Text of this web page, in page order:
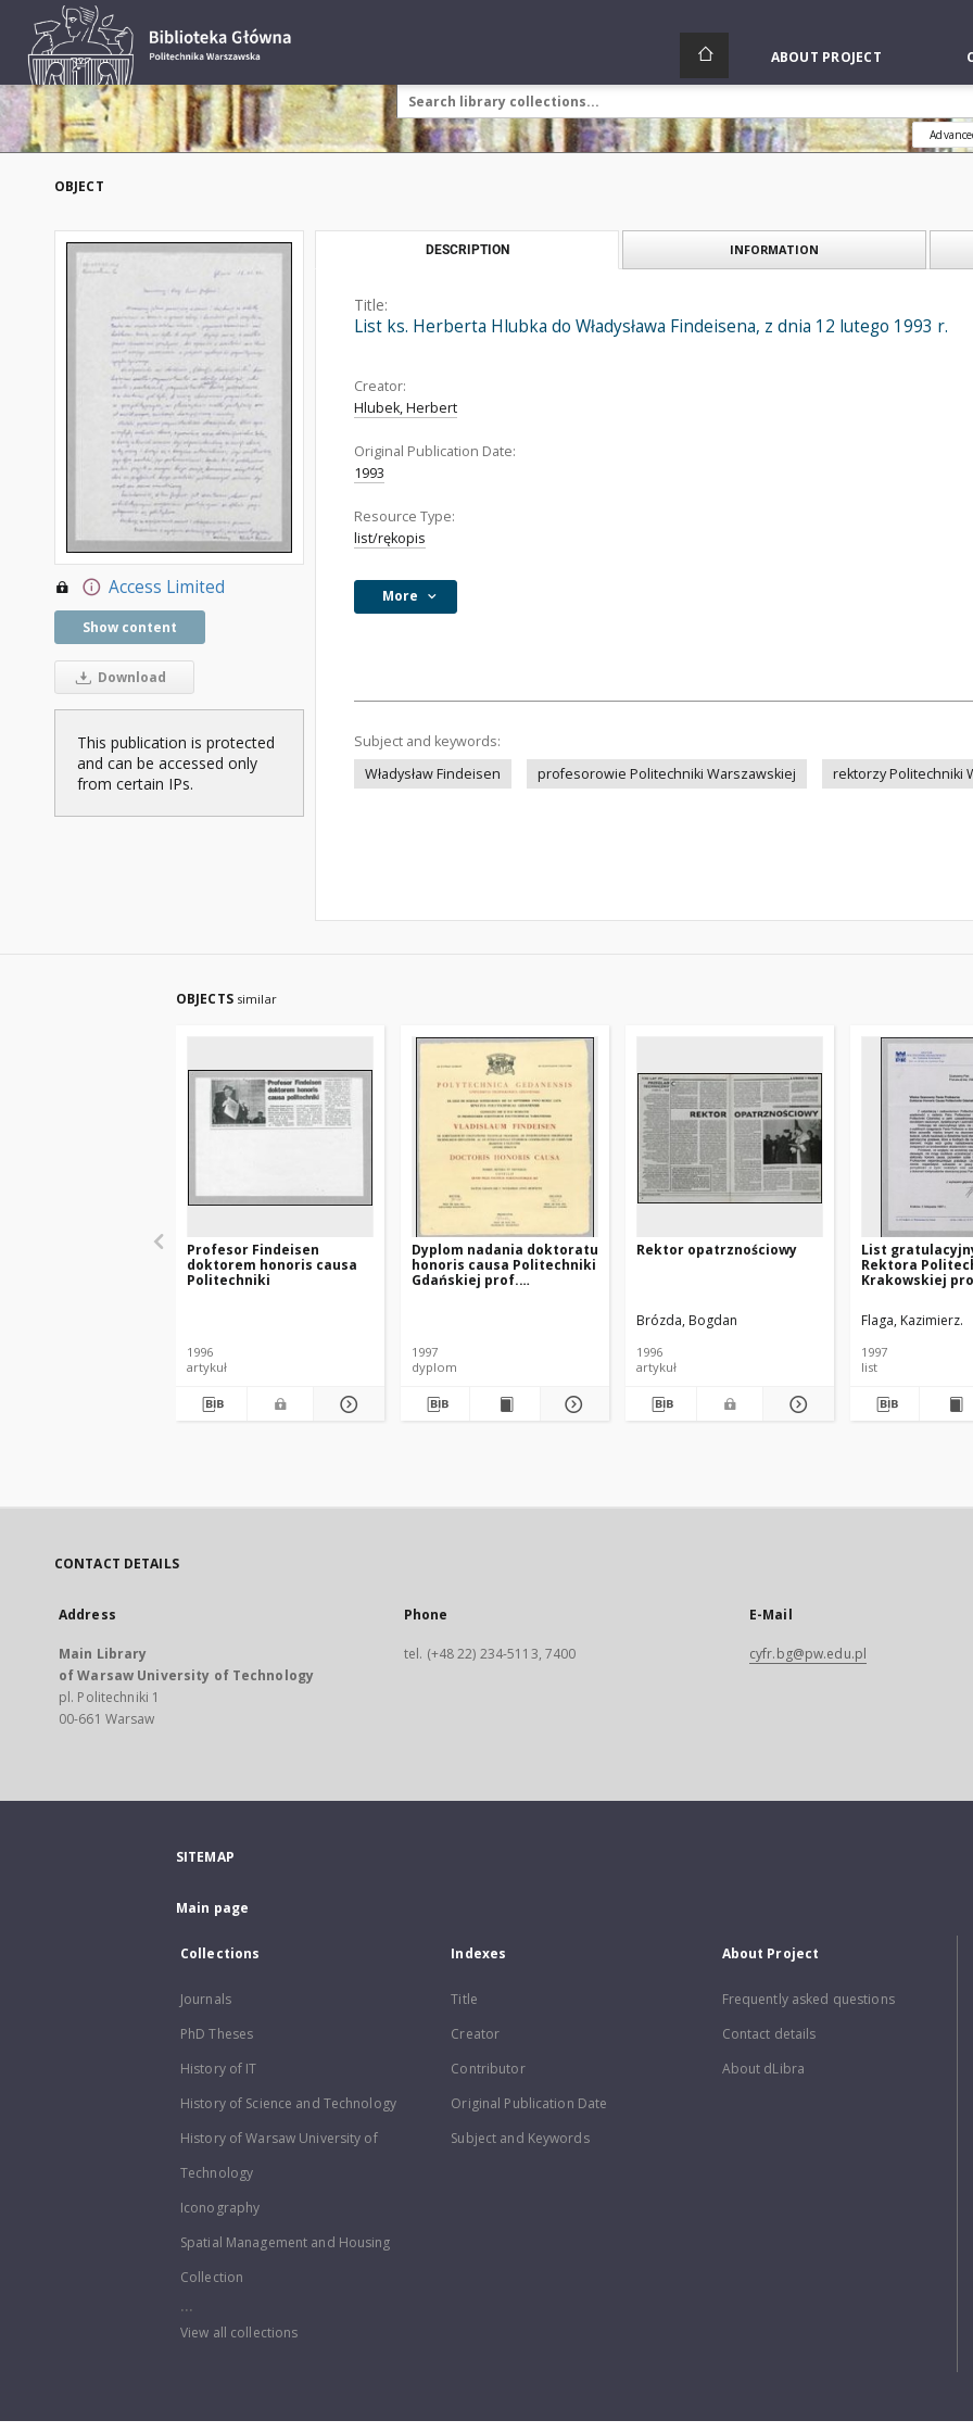
ABOUT PROJECT
OBJECT
Access Limited
Show content
Download
This publication is protected
and can be accessed only
from certain IPs.
DESCRIPTION INFORMATION
Title:
List ks. Herberta Hlubka do Władysława Findeisena, z dnia 12 lutego 1993 r.
Creator:
Hlubek, Herbert
Original Publication Date:
1993
Resource Type:
list/rękopis
More
Subject and keywords:
Władysław Findeisen
profesorowie Politechniki Warszawskiej rektorzy Politechniki
OBJECTS similar
Profesor Findeisen
doktorem honoris causa
Politechniki
1996
artykuł
Dyplom nadania doktoratu
honoris causa Politechniki
Gdańskiej prof.
1997
dyplom
Rektor opatrznościowy
Brózda, Bogdan
1996
artykuł
List
Rektora
Krakowskiej
Władysława
dnia 5.11.1997
Flaga, Kazimierz.
1997
list
CONTACT DETAILS
Address
Main Library
of Warsaw University of Technology
pl. Politechniki 1
00-661 Warsaw
Phone
tel. (+48 22) 234-5113, 7400
E-Mail
cyfr.bg@pw.edu.pl
SITEMAP
Main page
Collections
Journals
PhD Theses
History of IT
History of Science and Technology
History of Warsaw University of
Technology
Iconography
Spatial Management and Housing
Collection
...
View all collections
Indexes
Title
Creator
Contributor
Original Publication Date
Subject and Keywords
About Project
Frequently asked questions
Contact details
About dLibra